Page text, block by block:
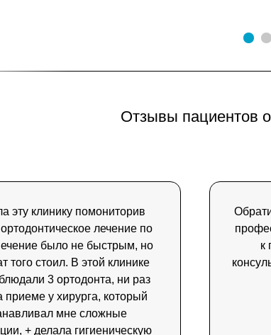
Отзывы пациентов
эту клинику помониторив
лечение по
было не быстрым, но
того стоил. В этой клинике
3 ортодонта, ни раз
приеме у хирурга, который
мне сложные
+ делала гигиеническую
к